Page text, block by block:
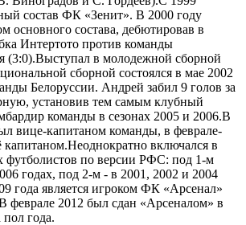
состав ФК «Зенит». В 2000 году
основного состава, дебютировав в
Интертото против команды
(3:0).Выступал в молодежной сборной
сборной состоялся в мае 2002
Белоруссии. Андрей забил 9 голов за
установив тем самым клубный
команды в сезонах 2005 и 2006.В
вице-капитаном команды, в феврале-
капитаном.Неоднократно включался в
футболистов по версии РФС: под 1-м
годах, под 2-м - в 2001, 2002 и 2004
года является игроком ФК «Арсенал»
феврале 2012 был сдан «Арсеналом» в
года.